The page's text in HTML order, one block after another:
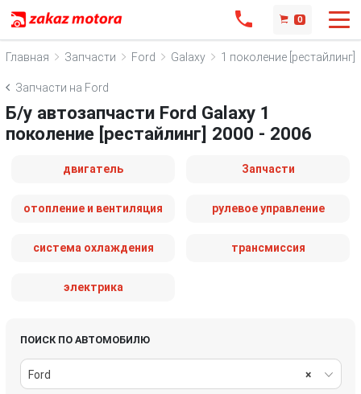
0
Главная Запчасти Ford Galaxy 1 поколение [рестайлинг]
Запчасти на Ford
Б/у автозапчасти Ford Galaxy 1
поколение [рестайлинг] 2000 - 2006
двигатель Запчасти
отопление и вентиляция рулевое управление
система охлаждения трансмиссия
электрика
ПОИСК ПО АВТОМОБИЛЮ
×
Ford